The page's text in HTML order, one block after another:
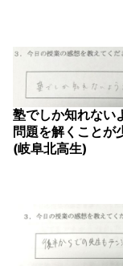
塾でしか知れない
問題を解くことが
(岐阜北高生)